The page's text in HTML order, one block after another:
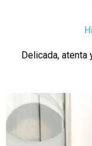
Delicada, atenta